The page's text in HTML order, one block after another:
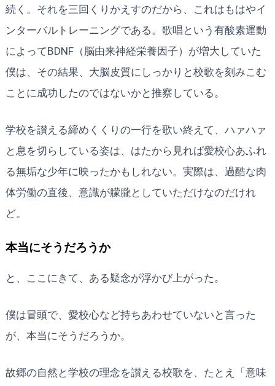
続く。それを三回くりかえすのだから、これはもはやイ
ンターバルトレーニングである。歌唱という有酸素運動
によってBDNF（脳由来神経栄養因子）が増大していた
僕は、その結果、大脳皮質にしっかりと校歌を刻みこむ
ことに成功したのではないかと推察している。
学校を讃える締めくくりの一行を歌い終えて、ハァハァ
と息を切らしている姿は、はたから見れば愛校心あふれ
る無垢な少年に映ったかもしれない。実際は、過酷な肉
体労働の直後、意識が朦朧としていただけなのだけれ
ど。
本当にそうだろうか
と、ここにきて、ある疑念が浮かび上がった。
僕は冒頭で、愛校心など持ちあわせていないと言った
が、本当にそうだろうか。
故郷の自然と学校の理念を讃える校歌を、たとえ「意味